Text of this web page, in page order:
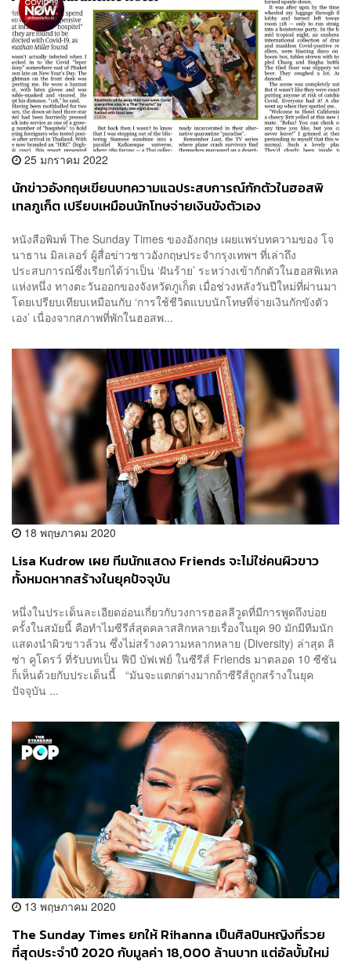
25 มกราคม 2022
นักข่าวอังกฤษเขียนบทความแฉประสบการณ์กักตัวในฮอสพิ
เทลภูเก็ต เปรียบเหมือนนักโทษจ่ายเงินขังตัวเอง
หนังสือพิมพ์ The Sunday Times ของอังกฤษ เผยแพร่บทความของ โจ
นาธาน มิลเลอร์ ผู้สื่อข่าวชาวอังกฤษประจำกรุงเทพฯ ที่เล่าถึง
ประสบการณ์ซึ่งเรียกได้ว่าเป็น ‘ฝันร้าย’ ระหว่างเข้ากักตัวในฮอสพิเทล
แห่งหนึ่ง ทางตะวันออกของจังหวัดภูเก็ต เมื่อช่วงหลังวันปีใหม่ที่ผ่านมา
โดยเปรียบเทียบเหมือนกับ ‘การใช้ชีวิตแบบนักโทษที่จ่ายเงินกักขังตัว
เอง’ เนื่องจากสภาพที่พักในฮอสพ...
18 พฤษภาคม 2020
Lisa Kudrow เผย ทีมนักแสดง Friends จะไม่ใช่คนผิวขาว
ทั้งหมดหากสร้างในยุคปัจจุบัน
หนึ่งในประเด็นละเอียดอ่อนเกี่ยวกับวงการฮอลลีวูดที่มีการพูดถึงบ่อย
ครั้งในสมัยนี้ คือทำไมซีรีส์สุดคลาสสิกหลายเรื่องในยุค 90 มักมีทีมนัก
แสดงนำผิวขาวล้วน ซึ่งไม่สร้างความหลากหลาย (Diversity) ล่าสุด ลิ
ซ่า คูโดรว์ ที่รับบทเป็น ฟีบี บัฟเฟย์ ในซีรีส์ Friends มาตลอด 10 ซีซัน
ก็เห็นด้วยกับประเด็นนี้ “มันจะแตกต่างมากถ้าซีรีส์ถูกสร้างในยุค
ปัจจุบัน ...
13 พฤษภาคม 2020
The Sunday Times ยกให้ Rihanna เป็นศิลปินหญิงที่รวย
ที่สุดประจำปี 2020 กับมูลค่า 18,000 ล้านบาท แต่อัลบั้มใหม่